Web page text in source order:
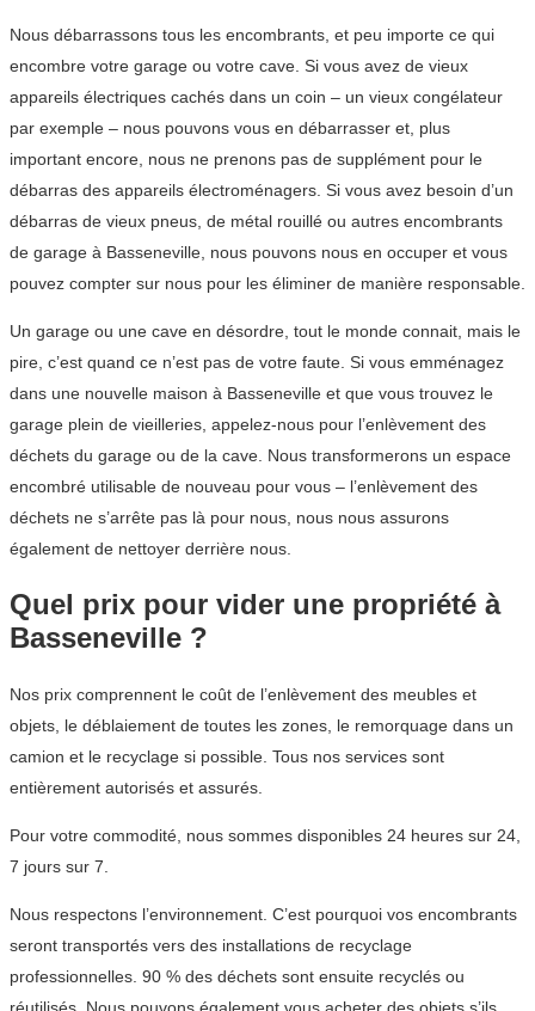
Nous débarrassons tous les encombrants, et peu importe ce qui
encombre votre garage ou votre cave. Si vous avez de vieux
appareils électriques cachés dans un coin – un vieux congélateur
par exemple – nous pouvons vous en débarrasser et, plus
important encore, nous ne prenons pas de supplément pour le
débarras des appareils électroménagers. Si vous avez besoin d’un
débarras de vieux pneus, de métal rouillé ou autres encombrants
de garage à Basseneville, nous pouvons nous en occuper et vous
pouvez compter sur nous pour les éliminer de manière responsable.
Un garage ou une cave en désordre, tout le monde connait, mais le
pire, c’est quand ce n’est pas de votre faute. Si vous emménagez
dans une nouvelle maison à Basseneville et que vous trouvez le
garage plein de vieilleries, appelez-nous pour l’enlèvement des
déchets du garage ou de la cave. Nous transformerons un espace
encombré utilisable de nouveau pour vous – l’enlèvement des
déchets ne s’arrête pas là pour nous, nous nous assurons
également de nettoyer derrière nous.
Quel prix pour vider une propriété à
Basseneville ?
Nos prix comprennent le coût de l’enlèvement des meubles et
objets, le déblaiement de toutes les zones, le remorquage dans un
camion et le recyclage si possible. Tous nos services sont
entièrement autorisés et assurés.
Pour votre commodité, nous sommes disponibles 24 heures sur 24,
7 jours sur 7.
Nous respectons l’environnement. C’est pourquoi vos encombrants
seront transportés vers des installations de recyclage
professionnelles. 90 % des déchets sont ensuite recyclés ou